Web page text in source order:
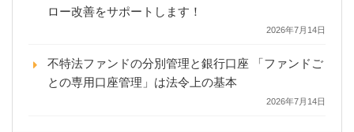
ロー改善をサポートします！
2026年7月14日
不特法ファンドの分別管理と銀行口座 「ファンドご
との専用口座管理」は法令上の基本
2026年7月14日